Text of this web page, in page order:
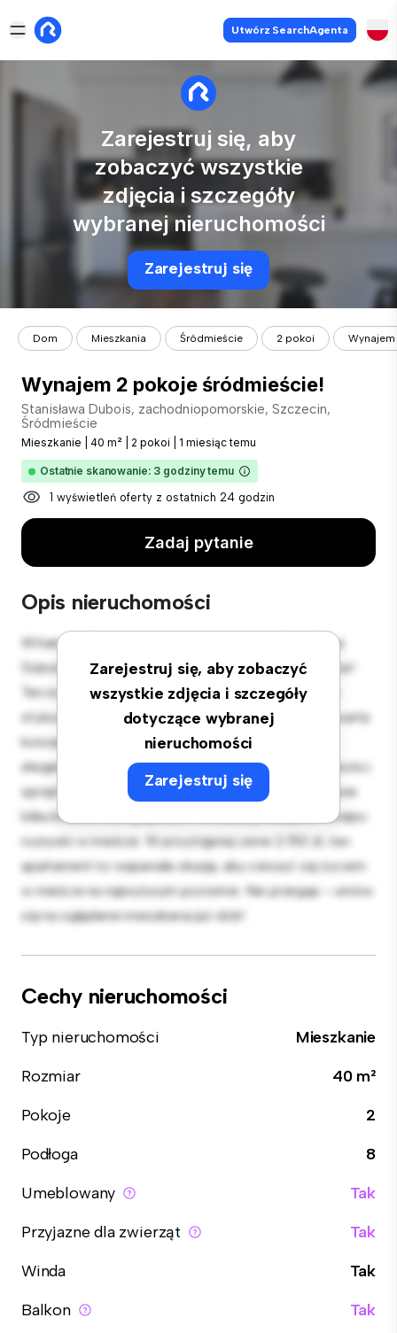
Utwórz SearchAgenta
Zarejestruj się, aby
zobaczyć wszystkie
zdjęcia i szczegóły
wybranej nieruchomości
Zarejestruj się
Dom Mieszkania Śródmieście 2 pokoi
Wynajem 2 pokoje śródmieście!
Stanisława Dubois, zachodniopomorskie, Szczecin,
Śródmieście
Mieszkanie 40 m² 2 pokoi 1 miesiąc temu
Ostatnie skanowanie: 3 godziny temu
1 wyświetleń oferty z ostatnich 24 godzin
Zadaj pytanie
Opis nieruchomości
Zarejestruj się, aby zobaczyć
wszystkie zdjęcia i szczegóły
dotyczące wybranej
nieruchomości
Zarejestruj się
Witamy w Twojej nowej miejskiej oazie w Stanisława
Dubois, zachodniopomorskie, Szczecin, Śródmieście!
Ten nowoczesny apartament z 2 sypialniami oferuje
stylową i przytulną przestrzeń do zamieszkania. Otwarta
koncepcja układu idealnie nadaje się do rozrywki, a
elegancka kuchnia jest wyposażona w najwyższej jakości
sprzęt. Dzięki doskonałej lokalizacji będziesz zaledwie
kilka kroków od najlepszych restauracji, sklepów i miejsc
rozrywki w mieście. W przystępnej cenie 2 150 zł, ten
apartament to wspaniała okazja, aby cieszyć się życiem
w mieście na najwyższym poziomie. Nie przegap – umów
się na oglądanie mieszkania już dziś!
Cechy nieruchomości
Typ nieruchomości
Mieszkanie
Rozmiar
40 m²
Pokoje
2
Podłoga
8
Umeblowany
Tak
Przyjazne dla zwierząt
Tak
Winda
Tak
Balkon
Tak